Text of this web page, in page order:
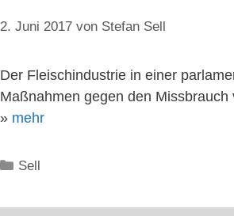
2. Juni 2017 von Stefan Sell
Der Fleischindustrie in einer
Maßnahmen gegen den
» mehr
Kategorien
Sell